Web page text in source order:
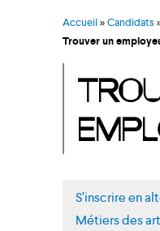
Accueil»Candidats
Trouver un
S’inscrire en
Métiers des